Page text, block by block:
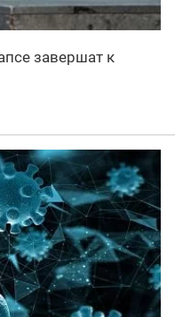
завершат к